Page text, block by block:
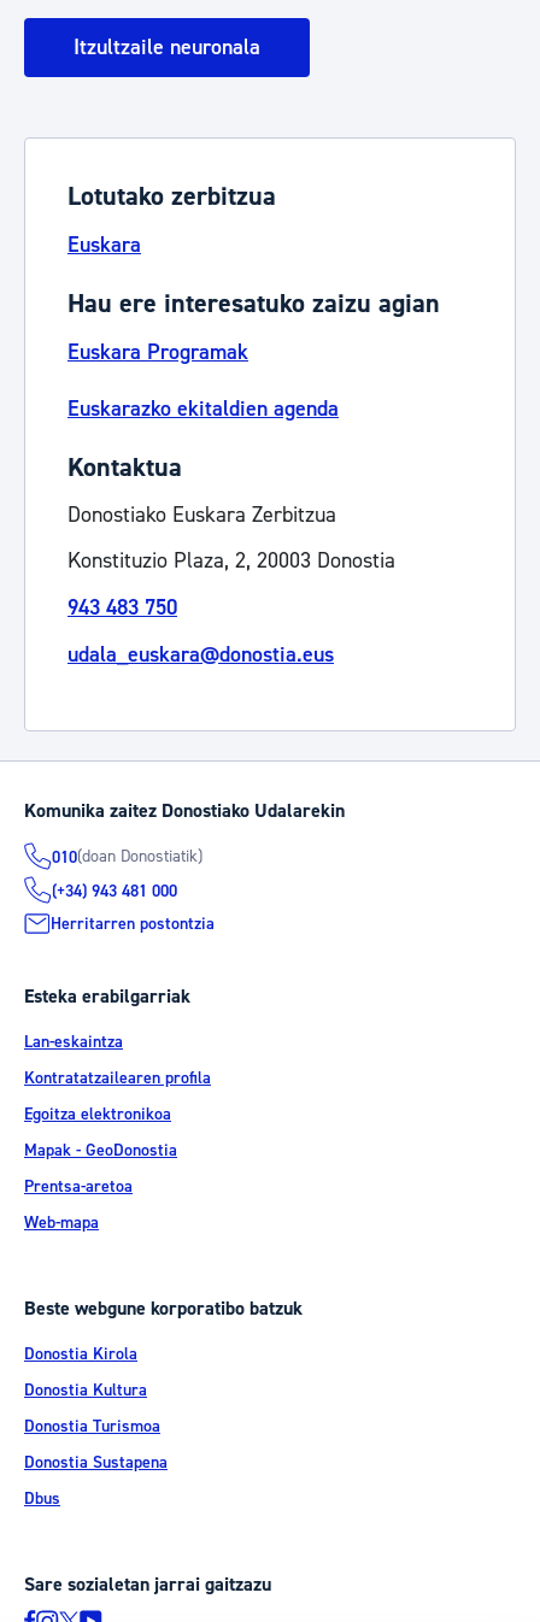
Itzultzaile neuronala
Lotutako zerbitzua
Euskara
Hau ere interesatuko zaizu agian
Euskara Programak
Euskarazko ekitaldien agenda
Kontaktua
Donostiako Euskara Zerbitzua
Konstituzio Plaza, 2, 20003 Donostia
943 483 750
udala_euskara@donostia.eus
Komunika zaitez Donostiako Udalarekin
010(doan Donostiatik)
(+34) 943 481 000
Herritarren postontzia
Esteka erabilgarriak
Lan-eskaintza
Kontratatzailearen profila
Egoitza elektronikoa
Mapak - GeoDonostia
Prentsa-aretoa
Web-mapa
Beste webgune korporatibo batzuk
Donostia Kirola
Donostia Kultura
Donostia Turismoa
Donostia Sustapena
Dbus
Sare sozialetan jarrai gaitzazu